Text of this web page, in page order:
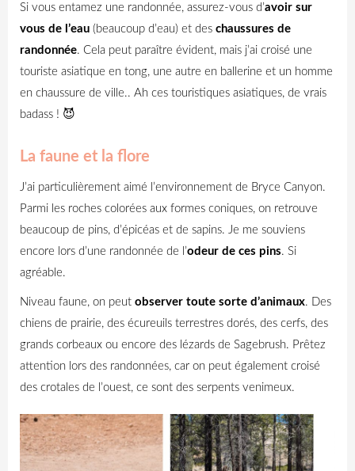
Si vous entamez une randonnée, assurez-vous d’avoir sur
vous de l’eau (beaucoup d’eau) et des chaussures de
randonnée. Cela peut paraître évident, mais j’ai croisé une
touriste asiatique en tong, une autre en ballerine et un homme
en chaussure de ville.. Ah ces touristiques asiatiques, de vrais
badass ! 😈
La faune et la flore
J’ai particulièrement aimé l’environnement de Bryce Canyon.
Parmi les roches colorées aux formes coniques, on retrouve
beaucoup de pins, d’épicéas et de sapins. Je me souviens
encore lors d’une randonnée de l’odeur de ces pins. Si
agréable.
Niveau faune, on peut observer toute sorte d’animaux. Des
chiens de prairie, des écureuils terrestres dorés, des cerfs, des
grands corbeaux ou encore des lézards de Sagebrush. Prêtez
attention lors des randonnées, car on peut également croisé
des crotales de l’ouest, ce sont des serpents venimeux.